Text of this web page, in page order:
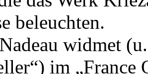
beleuchten.
widmet
im „France